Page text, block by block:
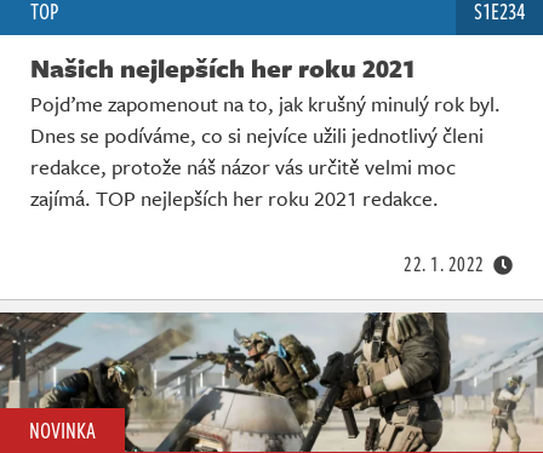
TOP S1E234
Našich nejlepších her roku 2021
Pojďme zapomenout na to, jak krušný minulý rok byl.
Dnes se podíváme, co si nejvíce užili jednotlivý členi
redakce, protože náš názor vás určitě velmi moc
zajímá. TOP nejlepších her roku 2021 redakce.
22. 1. 2022
NOVINKA